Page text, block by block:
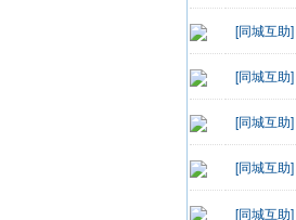
[同城互助]
[同城互助]
[同城互助]
[同城互助]
[同城互助]